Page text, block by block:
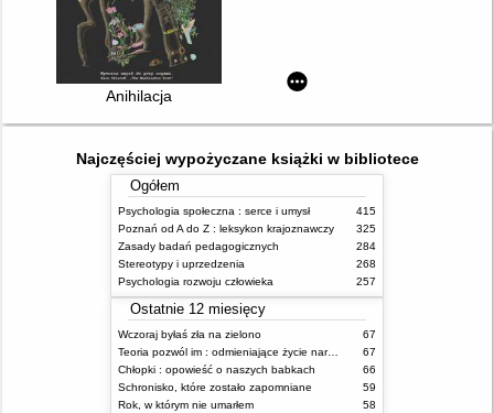
Anihilacja
Najczęściej wypożyczane książki w bibliotece
Ogółem
Psychologia społeczna : serce i umysł
415
Poznań od A do Z : leksykon krajoznawczy
325
Zasady badań pedagogicznych
284
Stereotypy i uprzedzenia
268
Psychologia rozwoju człowieka
257
Ostatnie 12 miesięcy
Wczoraj byłaś zła na zielono
67
Teoria pozwól im : odmieniające życie narzędzie, o którym mówią miliony ludzi
67
Chłopki : opowieść o naszych babkach
66
Schronisko, które zostało zapomniane
59
Rok, w którym nie umarłem
58